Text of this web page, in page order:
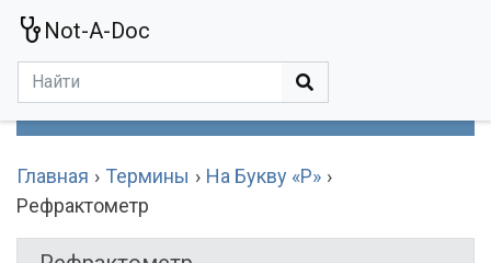
Not-A-Doc
Главная Термины
На Букву «Р»
Рефрактометр